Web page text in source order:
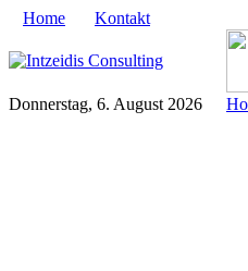
Home Kontakt
Donnerstag, 6. August 2026